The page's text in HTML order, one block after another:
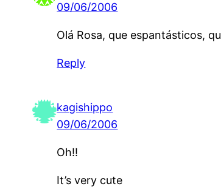
09/06/2006
Olá Rosa, que espantásticos,
Reply
kagishippo
09/06/2006
Oh!!
It’s very cute